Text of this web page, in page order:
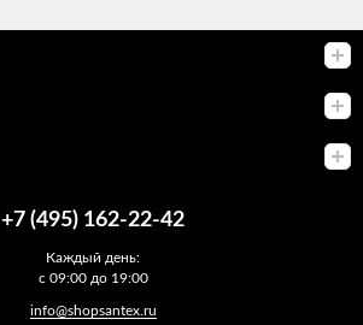
+7 (495) 162-22-42
Каждый день:
с 09:00 до 19:00
info@shopsantex.ru